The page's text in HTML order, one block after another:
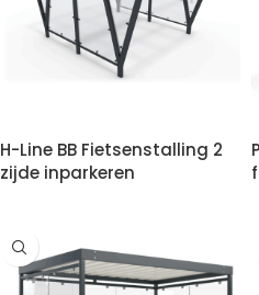
VOEG AAN
H-Line BB Fietsenstalling 2
zijde inparkeren